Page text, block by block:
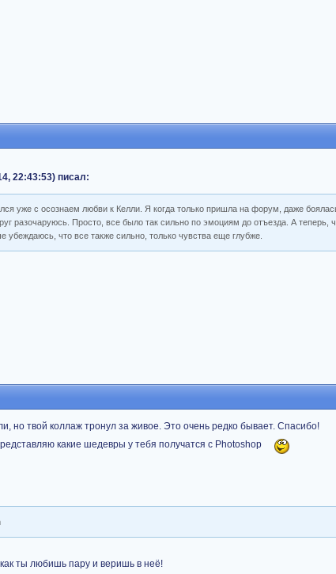
22:43:53) писал:
уже с осознаем любви к Келли. Я когда только пришла на форум, даже
разочаруюсь. Просто, все было так сильно по эмоциям до отъезда. А теперь,
что все также сильно, только чувства еще глубже.
но твой коллаж тронул за живое. Это очень редко бывает. Спасибо!
какие шедевры у тебя получатся с Photoshop
ты любишь пару и веришь в неё!